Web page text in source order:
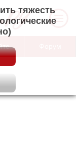
тяжесть